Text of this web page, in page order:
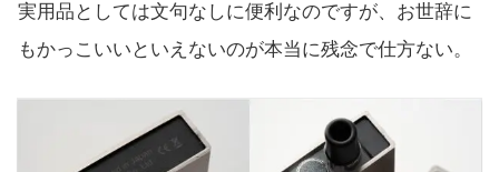
実用品としては文句なしに便利なのですが、お世辞に
もかっこいいといえないのが本当に残念で仕方ない。